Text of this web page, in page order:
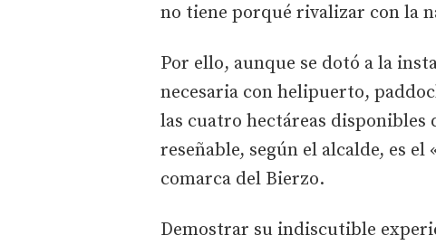
no tiene porqué rivalizar con la
Por ello, aunque se dotó a la
necesaria con helipuerto,
las cuatro hectáreas
reseñable, según el alcalde, es
comarca del Bierzo.
Demostrar su indiscutible